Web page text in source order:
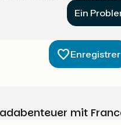
Ein
Enregistrer
mit